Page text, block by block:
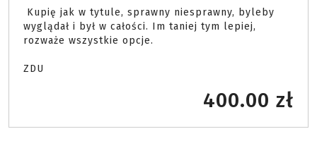
wyglądał i był w całości. Im taniej tym lepiej,
rozważe wszystkie opcje.
ZDU
400.00 zł